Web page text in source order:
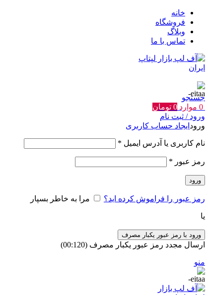
خانه
فروشگاه
وبلاگ
تماس با ما
جستجو
0 موارد 0 تومان
ورود / ثبت نام
ورود ایجاد حساب کاربری
نام کاربری یا آدرس ایمیل *
رمز عبور *
ورود
رمز عبور را فراموش کرده اید؟ مرا به خاطر بسپار
یا
ورود با رمز عبور یکبار مصرف
ارسال مجدد رمز عبور یکبار مصرف (00:
120
)
منو